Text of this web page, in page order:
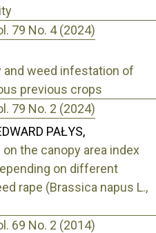
79 No. 4 (2024)
and weed infestation of
previous crops
79 No. 2 (2024)
PAŁYS,
the canopy area index
on different
rape (Brassica napus L.,
69 No. 2 (2014)